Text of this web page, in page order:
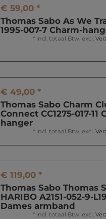
€ 59,00 *
Thomas Sabo As We
1995-007-7 Charm-
* incl. totaal Btw. excl.
€ 49,00 *
Thomas Sabo Charm
Connect CC1275-017-11
hanger
* incl. totaal Btw. excl.
€ 119,00 *
Thomas Sabo Thomas
HARIBO A2151-052-9-
Dames armband
* incl. totaal Btw. excl.